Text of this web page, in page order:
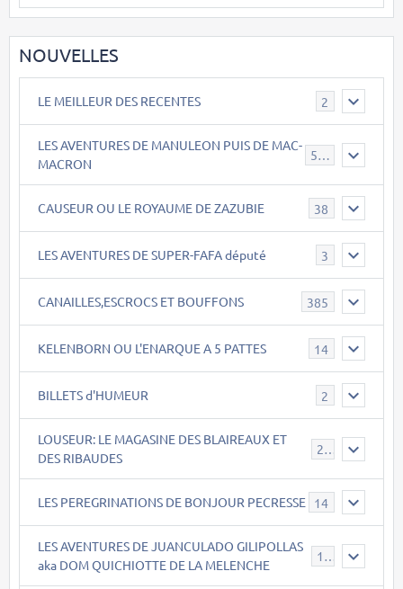
NOUVELLES
LE MEILLEUR DES RECENTES 2
LES AVENTURES DE MANULEON PUIS DE MAC-
MACRON
543
CAUSEUR OU LE ROYAUME DE ZAZUBIE 38
LES AVENTURES DE SUPER-FAFA député 3
CANAILLES,ESCROCS ET BOUFFONS 385
KELENBORN OU L'ENARQUE A 5 PATTES 14
BILLETS d'HUMEUR 2
LOUSEUR: LE MAGASINE DES BLAIREAUX ET
DES RIBAUDES
21
LES PEREGRINATIONS DE BONJOUR PECRESSE 14
LES AVENTURES DE JUANCULADO GILIPOLLAS
aka DOM QUICHIOTTE DE LA MELENCHE
119